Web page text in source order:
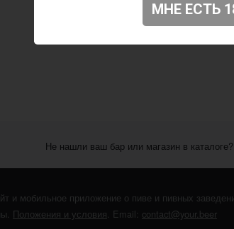
Не нашли ваш бар или магазин в каталоге?
и мобильное приложение о пиве и пивных
Положения и условия. Email: contact@your.beer
МНЕ ЕСТЬ